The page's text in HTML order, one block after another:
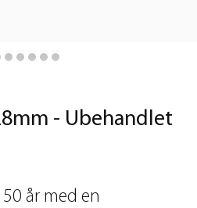
- Ubehandlet
år med en